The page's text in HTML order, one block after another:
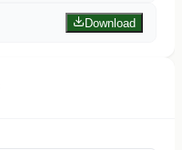
Download